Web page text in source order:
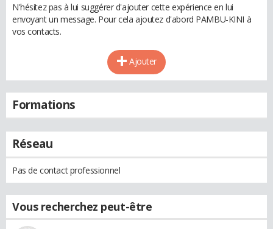
N'hésitez pas à lui suggérer d'ajouter cette expérience en lui
envoyant un message. Pour cela ajoutez d'abord PAMBU-KINI à
vos contacts.
Ajouter
Formations
Réseau
Pas de contact professionnel
Vous recherchez peut-être